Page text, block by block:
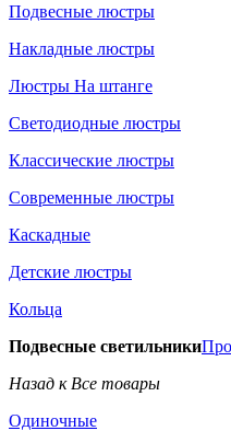
Подвесные люстры
Накладные люстры
Люстры На штанге
Светодиодные люстры
Классические люстры
Современные люстры
Каскадные
Детские люстры
Кольца
Подвесные светильники
Назад к Все товары
Одиночные